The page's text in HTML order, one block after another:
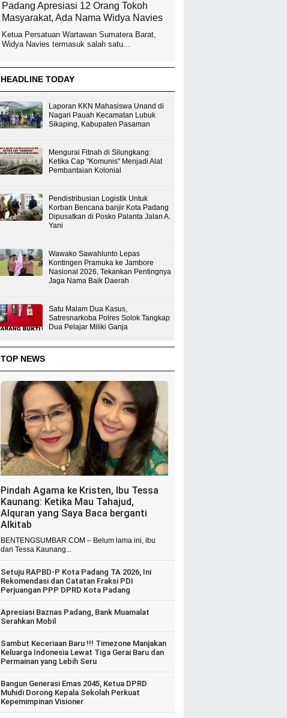
Padang Apresiasi 12 Orang Tokoh
Masyarakat, Ada Nama Widya Navies
Ketua Persatuan Wartawan Sumatera Barat,
Widya Navies termasuk salah satu...
HEADLINE TODAY
Laporan KKN Mahasiswa Unand di
Nagari Pauah Kecamatan Lubuk
Sikaping, Kabupaten Pasaman
Mengurai Fitnah di Silungkang:
Ketika Cap "Komunis" Menjadi Alat
Pembantaian Kolonial
Pendistribusian Logistik Untuk
Korban Bencana banjir Kota Padang
Dipusatkan di Posko Palanta Jalan A.
Yani
Wawako Sawahlunto Lepas
Kontingen Pramuka ke Jambore
Nasional 2026, Tekankan Pentingnya
Jaga Nama Baik Daerah
Satu Malam Dua Kasus,
Satresnarkoba Polres Solok Tangkap
Dua Pelajar Miliki Ganja
TOP NEWS
Pindah Agama ke Kristen, Ibu Tessa
Kaunang: Ketika Mau Tahajud,
Alquran yang Saya Baca berganti
Alkitab
BENTENGSUMBAR.COM – Belum lama ini, ibu
dari Tessa Kaunang...
Setuju RAPBD-P Kota Padang TA 2026, Ini
Rekomendasi dan Catatan Fraksi PDI
Perjuangan PPP DPRD Kota Padang
Apresiasi Baznas Padang, Bank Muamalat
Serahkan Mobil
Sambut Keceriaan Baru !!! Timezone Manjakan
Keluarga Indonesia Lewat Tiga Gerai Baru dan
Permainan yang Lebih Seru
Bangun Generasi Emas 2045, Ketua DPRD
Muhidi Dorong Kepala Sekolah Perkuat
Kepemimpinan Visioner